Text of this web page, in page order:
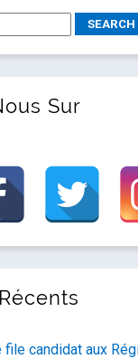
Sur
file candidat aux